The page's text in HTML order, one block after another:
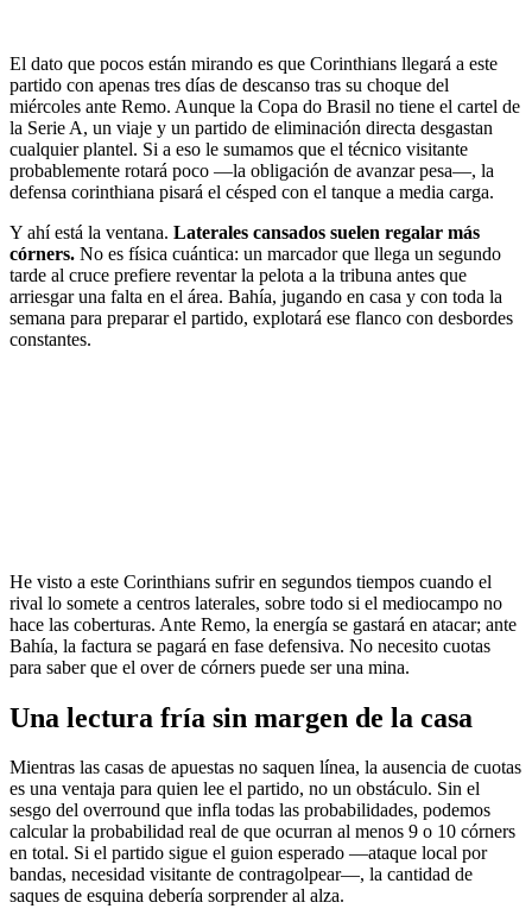
El dato que pocos están mirando es que Corinthians llegará a este
partido con apenas tres días de descanso tras su choque del
miércoles ante Remo. Aunque la Copa do Brasil no tiene el cartel de
la Serie A, un viaje y un partido de eliminación directa desgastan
cualquier plantel. Si a eso le sumamos que el técnico visitante
probablemente rotará poco —la obligación de avanzar pesa—, la
defensa corinthiana pisará el césped con el tanque a media carga.
Y ahí está la ventana. Laterales cansados suelen regalar más
córners. No es física cuántica: un marcador que llega un segundo
tarde al cruce prefiere reventar la pelota a la tribuna antes que
arriesgar una falta en el área. Bahía, jugando en casa y con toda la
semana para preparar el partido, explotará ese flanco con desbordes
constantes.
He visto a este Corinthians sufrir en segundos tiempos cuando el
rival lo somete a centros laterales, sobre todo si el mediocampo no
hace las coberturas. Ante Remo, la energía se gastará en atacar; ante
Bahía, la factura se pagará en fase defensiva. No necesito cuotas
para saber que el over de córners puede ser una mina.
Una lectura fría sin margen de la casa
Mientras las casas de apuestas no saquen línea, la ausencia de cuotas
es una ventaja para quien lee el partido, no un obstáculo. Sin el
sesgo del overround que infla todas las probabilidades, podemos
calcular la probabilidad real de que ocurran al menos 9 o 10 córners
en total. Si el partido sigue el guion esperado —ataque local por
bandas, necesidad visitante de contragolpear—, la cantidad de
saques de esquina debería sorprender al alza.